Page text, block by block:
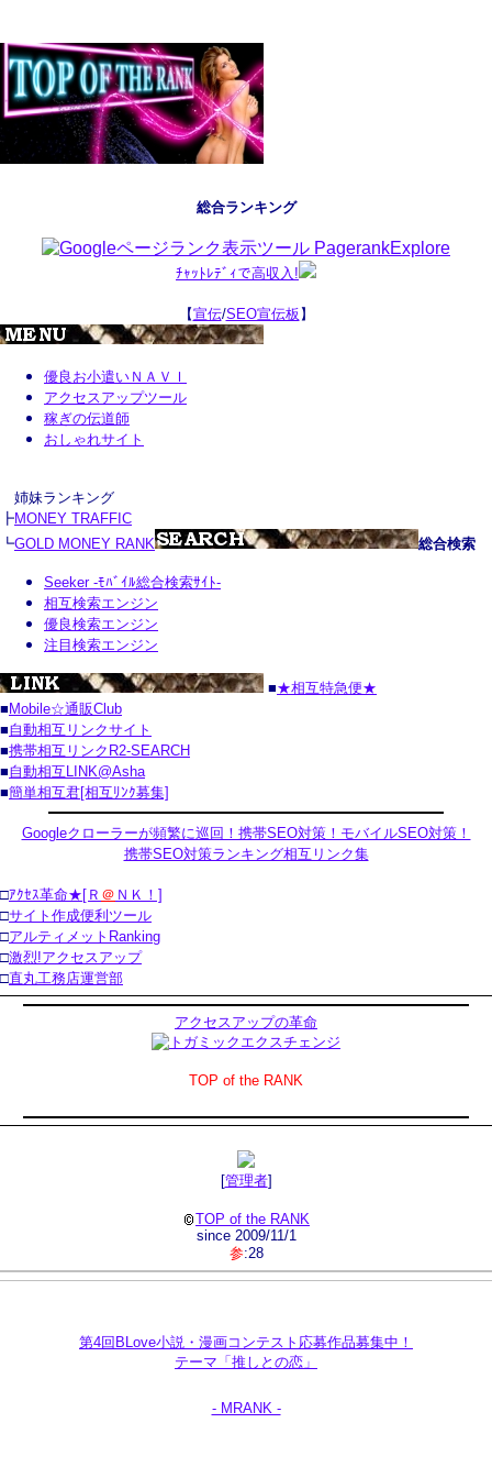
総合ランキング
ﾁｬｯﾄﾚﾃﾞｨで高収入!
【宣伝/SEO宣伝板 】
優良お小遣いＮＡＶＩ
アクセスアップツール
稼ぎの伝道師
おしゃれサイト
姉妹ランキング
┣MONEY TRAFFIC
┗GOLD MONEY RANK 総合検索
Seeker -ﾓﾊﾞｲﾙ総合検索ｻｲﾄ-
相互検索エンジン
優良検索エンジン
注目検索エンジン
■★相互特急便★
■ Mobile☆通販Club
■自動相互リンクサイト
■携帯相互リンクR2-SEARCH
■自動相互LINK@Asha
■簡単相互君[相互ﾘﾝｸ募集]
Googleクローラーが頻繁に巡回！携帯SEO対策！モバイルSEO対策！
携帯SEO対策ランキング相互リンク集
□ｱｸｾｽ革命★[Ｒ ＠ ＮＫ！]
□サイト作成便利ツール
□アルティメットRanking
□激烈!アクセスアップ
□直丸工務店運営部
アクセスアップの革命
TOP of the RANK
[管理者]
TOP of the RANK
since 2009/11/1
参:28
第4回BLove小説・漫画コンテスト応募作品募集中！
テーマ「推しとの恋」
- MRANK -